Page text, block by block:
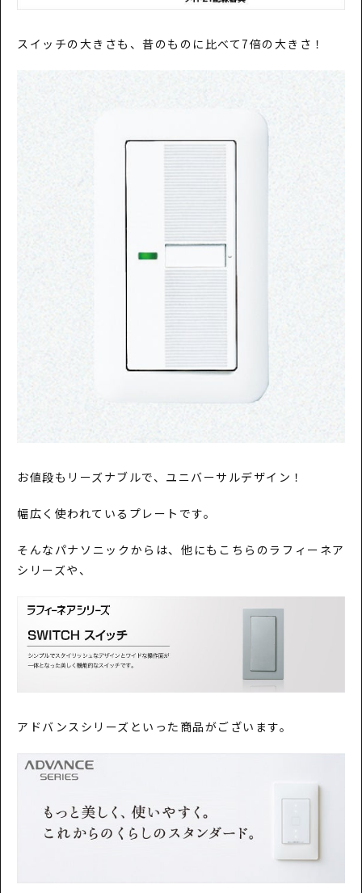
スイッチの大きさも、昔のものに比べて7倍の大きさ！
お値段もリーズナブルで、ユニバーサルデザイン！
幅広く使われているプレートです。
そんなパナソニックからは、他にもこちらのラフィーネア
シリーズや、
アドバンスシリーズといった商品がございます。